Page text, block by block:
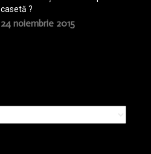
casetă ?
24 noiembrie 2015